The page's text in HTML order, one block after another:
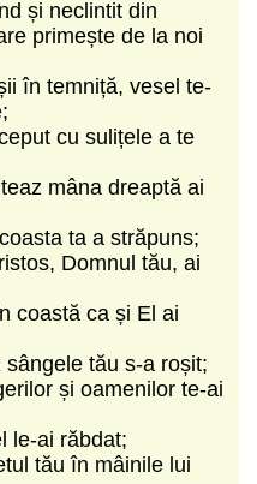
și neclintit din
primește de la noi
în temniță, vesel te-
cu sulițele a te
mâna dreaptă ai
ta a străpuns;
Domnul tău, ai
coastă ca și El ai
tău s-a roșit;
și oamenilor te-ai
le-ai răbdat;
tău în mâinile lui